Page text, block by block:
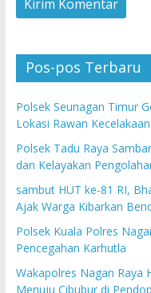
Pos-pos Terbaru
Polsek Seunagan Timur
Lokasi Rawan
Polsek Tadu Raya
dan Kelayakan
sambut HUT ke-81 RI,
Ajak Warga Kibarkan
Polsek Kuala Polres
Pencegahan Karhutla
Wakapolres Nagan Raya
Menuju Cibubur di